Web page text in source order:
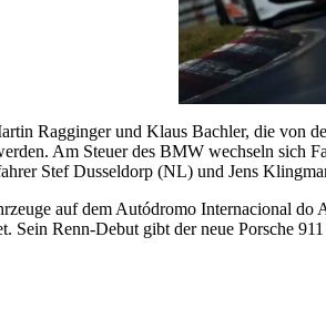
Ragginger und Klaus Bachler, die von
Am Steuer des BMW wechseln sich
Stef Dusseldorp (NL) und Jens
auf dem Autódromo Internacional do
Sein Renn-Debut gibt der neue Porsche